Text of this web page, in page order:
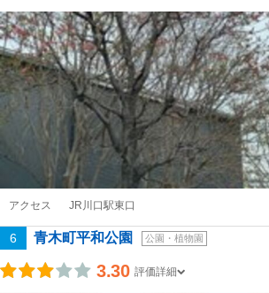
アクセス JR川口駅東口
6 青木町平和公園 公園・植物園
3.30 評価詳細